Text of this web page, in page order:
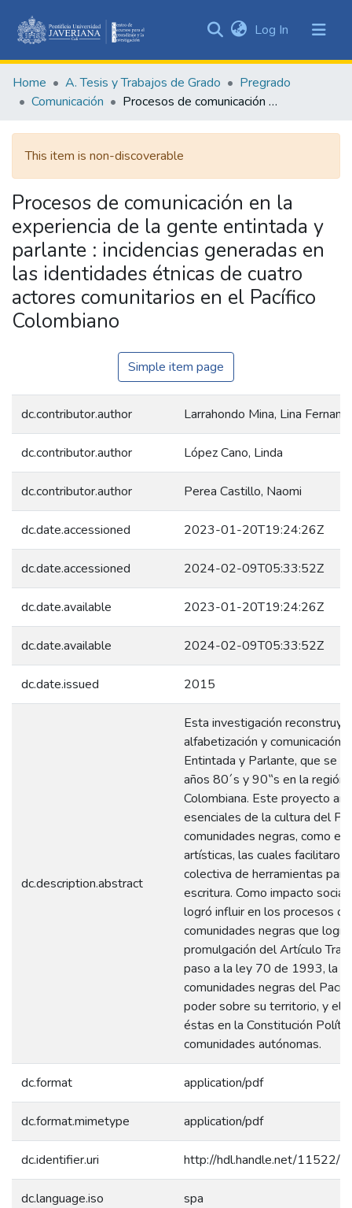
&
Collections
Statistics
Log In (current)
Home A. Tesis y Trabajos de Grado
Pregrado
Comunicación
Procesos de comunicación en la experiencia de la gente entintada y parlante : incidencias generadas en las identidades étnicas de cuatro actores comunitarios en el Pacífico Colombiano
This item is non-discoverable
Procesos de comunicación en la
experiencia de la gente entintada y
parlante : incidencias generadas en
las identidades étnicas de cuatro
actores comunitarios en el Pacífico
Colombiano
Simple item page
dc.contributor.author Larrahondo Mina, Lina
dc.contributor.author López Cano, Linda
dc.contributor.author Perea Castillo, Naomi
dc.date.accessioned 2023-01-20T19:24:26Z
dc.date.accessioned 2024-02-09T05:33:52Z
dc.date.available 2023-01-20T19:24:26Z
dc.date.available 2024-02-09T05:33:52Z
dc.date.issued 2015
dc.description.abstract
Esta investigación
alfabetización y comunicación
Entintada y Parlante, que se
años 80´s y 90‟s en la región
Colombiana. Este proyecto
esenciales de la cultura del
comunidades negras, como
artísticas, las cuales facilitaron
colectiva de herramientas
escritura. Como impacto
logró influir en los procesos
comunidades negras que
promulgación del Artículo
paso a la ley 70 de 1993, la
comunidades negras del
poder sobre su territorio, y el
éstas en la Constitución
comunidades autónomas.
dc.format application/pdf
dc.format.mimetype application/pdf
dc.identifier.uri http://hdl.handle.net/11522/
dc.language.iso spa